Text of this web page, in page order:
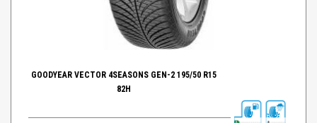
GOODYEAR VECTOR 4SEASONS GEN-2 195/50 R15
82H